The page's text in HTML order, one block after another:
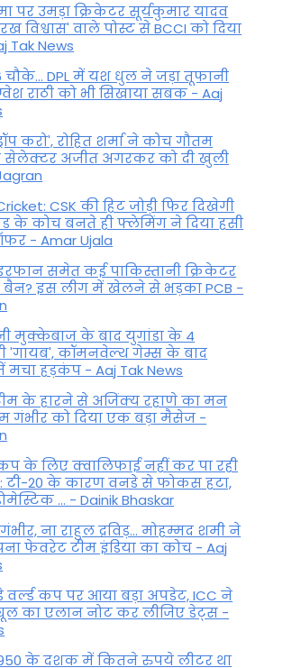
पर उमड़ा क्रिकेटर सूर्यकुमार यादव
विश्वास' वाले पोस्ट से BCCI को दिया
Tak News
DPL में यश धुल ने जड़ा तूफानी
राठी को भी स‍िखाया सबक - Aaj
करो', रोहित शर्मा ने कोच गौतम
सेलेक्टर अजीत अगरकर को दी खुली
CSK की हिट जोड़ी फिर दिखेगी
के कोच बनते ही फ्लेमिंग ने दिया हसी
- Amar Ujala
समेत कई पाकिस्तानी क्रिकेटर
बैन? इस लीग में खेलने से भड़का PCB -
मुक्केबाज के बाद युगांडा के 4
'गायब', कॉमनवेल्थ गेम्स के बाद
मचा हड़कंप - Aaj Tak News
के हारने से अजिंक्य रहाणे का मन
गंभीर को दिया एक बड़ा मैसेज -
के लिए क्वालिफाई नहीं कर पा रही
टी-20 के कारण वनडे से फोकस हटा,
... - Dainik Bhaskar
ना राहुल द्रव‍िड़... मोहम्मद शमी ने
फेवरेट टीम इंड‍िया का कोच - Aaj
वर्ल्ड कप पर आया बड़ा अपडेट, ICC ने
का एलान नोट कर लीजिए डेट्स -
के दशक में कितने रुपये लीटर था